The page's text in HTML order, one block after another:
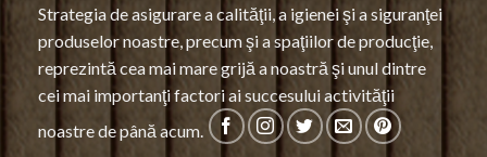
Strategia de asigurare a calităţii, a igienei şi a siguranţei
produselor noastre, precum şi a spaţiilor de producţie,
reprezintă cea mai mare grijă a noastră şi unul dintre
cei mai importanţi factori ai succesului activităţii
noastre de până acum.